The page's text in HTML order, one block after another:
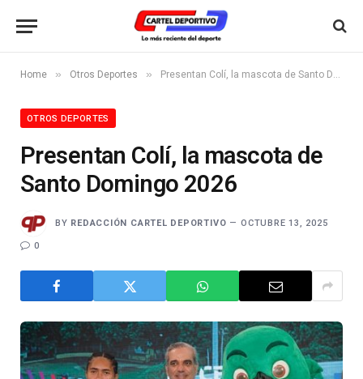
Home » Otros Deportes » Presentan Colí, la mascota de Santo Domingo 2026
OTROS DEPORTES
Presentan Colí, la mascota de
Santo Domingo 2026
BY REDACCIÓN CARTEL DEPORTIVO OCTUBRE 13, 2025
0